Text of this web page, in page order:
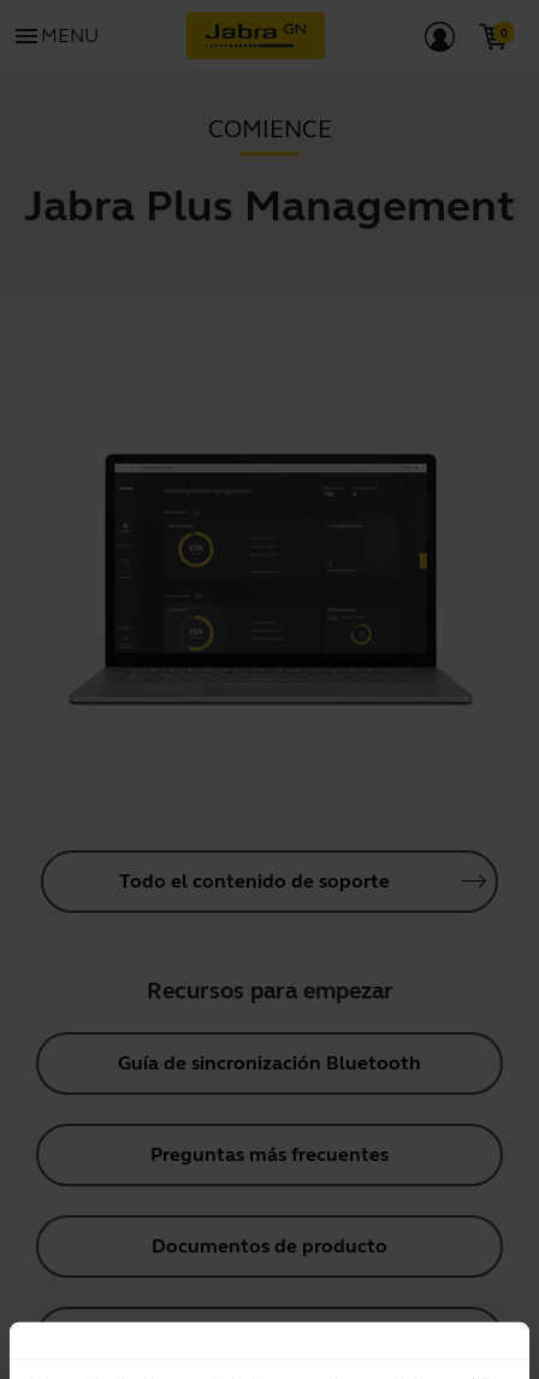
menu MENU
COMIENCE
Jabra Plus Management
Todo el contenido de soporte
Recursos para empezar
Guía de sincronización Bluetooth
Preguntas más frecuentes
Documentos de producto